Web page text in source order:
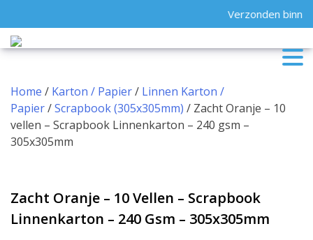
to
content
Verzonden
Home / Karton / Papier/ Linnen Karton /
Papier/Scrapbook (305x305mm) / Zacht Oranje – 10
vellen – Scrapbook Linnenkarton – 240 gsm –
305x305mm
Zacht Oranje – 10 Vellen – Scrapbook
Linnenkarton – 240 Gsm – 305x305mm